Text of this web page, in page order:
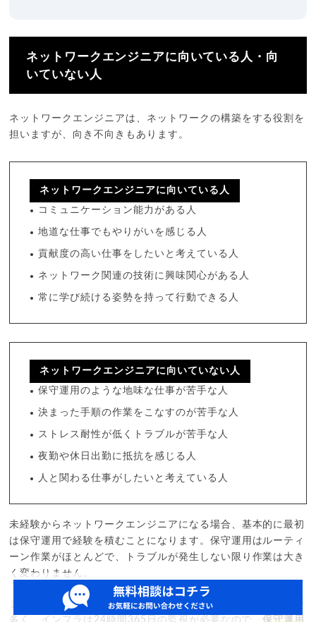
ネットワークエンジニアに向いている人・向
いていない人
ネットワークエンジニアは、ネットワークの構築をする役割を
担いますが、向き不向きもあります。
ネットワークエンジニアに向いている人
コミュニケーション能力がある人
地道な仕事でもやりがいを感じる人
貢献度の高い仕事をしたいと考えている人
ネットワーク関連の技術に興味関心がある人
常に学び続ける姿勢を持って行動できる人
ネットワークエンジニアに向いていない人
保守運用のような地味な仕事が苦手な人
決まった手順の作業をこなすのが苦手な人
ストレス耐性が低くトラブルが苦手な人
夜勤や休日出勤に抵抗を感じる人
人と関わる仕事がしたいと考えている人
未経験からネットワークエンジニアになる場合、基本的に最初
は保守運用で経験を積むことになります。保守運用はルーティ
ーン作業がほとんどで、トラブルが発生しない限り作業は大き
く変わりません。
また、保守運用は基本的にマニュアルに沿って対応することが